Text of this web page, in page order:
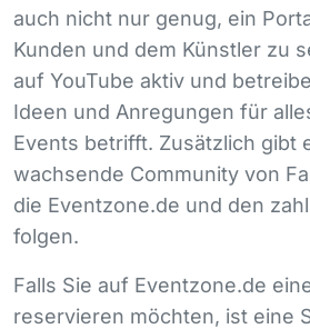
auch nicht nur genug, ein
Kunden und dem Künstler zu
auf YouTube aktiv und
Ideen und Anregungen für
Events betrifft. Zusätzlich gibt
wachsende Community von
die Eventzone.de und den
folgen.
Falls Sie auf Eventzone.de
reservieren möchten, ist eine